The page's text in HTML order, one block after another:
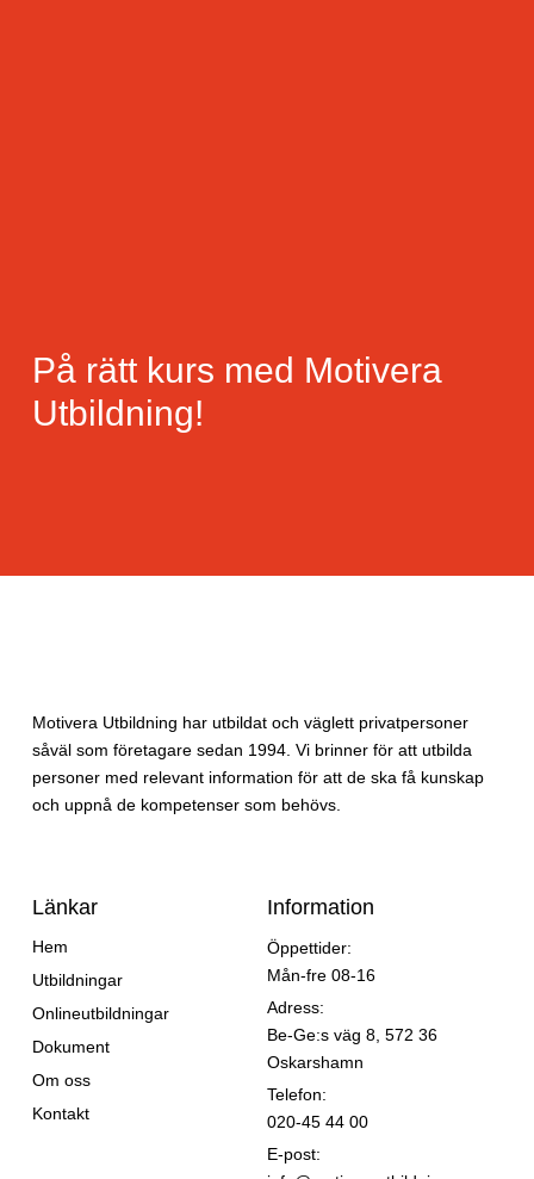
På rätt kurs med Motivera
Utbildning!
Motivera Utbildning har utbildat och väglett privatpersoner
såväl som företagare sedan 1994. Vi brinner för att utbilda
personer med relevant information för att de ska få kunskap
och uppnå de kompetenser som behövs.
Länkar
Hem
Utbildningar
Onlineutbildningar
Dokument
Om oss
Kontakt
Information
Öppettider:
Mån-fre 08-16
Adress:
Be-Ge:s väg 8, 572 36
Oskarshamn
Telefon:
020-45 44 00
E-post: